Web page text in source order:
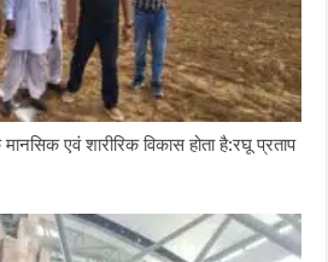
एवं शारीरिक विकास होता है:रघू प्रताप